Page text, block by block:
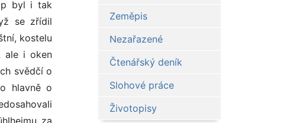
Zeměpis
Nezařazené
Čtenářský deník
Slohové práce
Životopisy